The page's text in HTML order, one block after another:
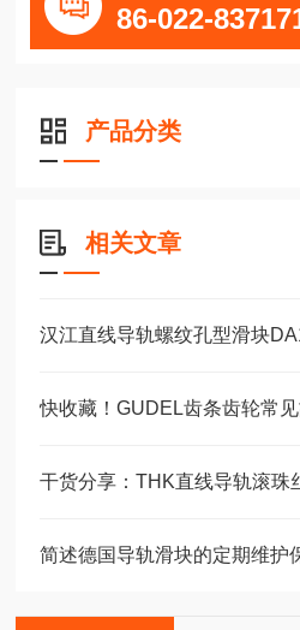
86-022-
产品分类
相关文章
快收藏！GUDEL齿条齿轮常
简述德国导轨滑块的定期维护